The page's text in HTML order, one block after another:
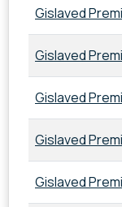
Gislaved
Gislaved
Gislaved
Gislaved
Gislaved